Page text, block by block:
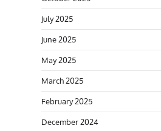
July 2025
June 2025
May 2025
March 2025
February 2025
December 2024